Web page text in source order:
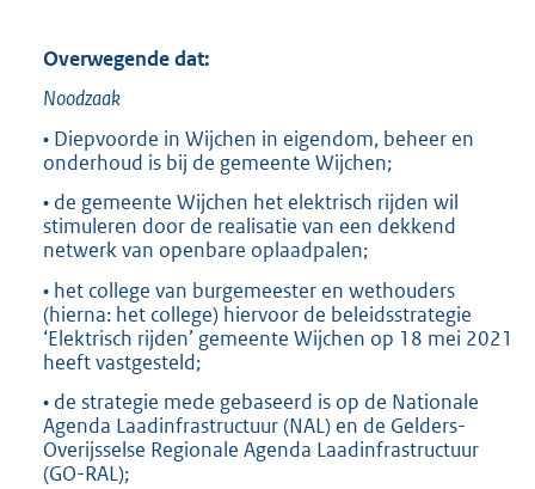
Overwegende dat:
Noodzaak
• Diepvoorde in Wijchen in eigendom, beheer en
onderhoud is bij de gemeente Wijchen;
• de gemeente Wijchen het elektrisch rijden wil
stimuleren door de realisatie van een dekkend
netwerk van openbare oplaadpalen;
• het college van burgemeester en wethouders
(hierna: het college) hiervoor de beleidsstrategie
‘Elektrisch rijden’ gemeente Wijchen op 18 mei 2021
heeft vastgesteld;
• de strategie mede gebaseerd is op de Nationale
Agenda Laadinfrastructuur (NAL) en de Gelders-
Overijsselse Regionale Agenda Laadinfrastructuur
(GO-RAL);